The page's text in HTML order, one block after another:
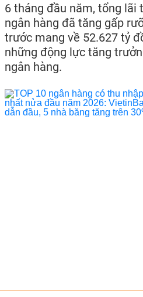
6 tháng đầu năm, tổng lãi
ngân hàng đã tăng gấp
trước mang về 52.627 tỷ
những động lực tăng
ngân hàng.